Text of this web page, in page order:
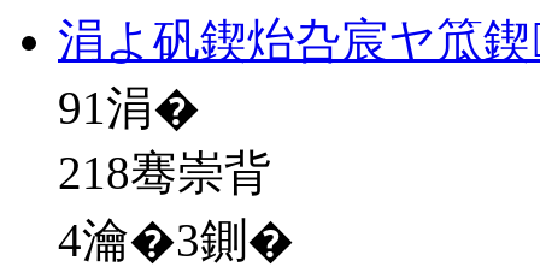
涓よ矾鍥炲叴宸ヤ笟
91涓�
218骞崇背
4瀹�3鍘�